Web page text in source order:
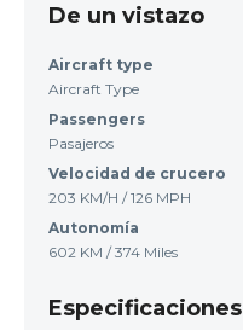
De un vistazo
Aircraft type
Aircraft Type
Passengers
Pasajeros
Velocidad de crucero
203 KM/H / 126 MPH
Autonomía
602 KM / 374 Miles
Especificaciones